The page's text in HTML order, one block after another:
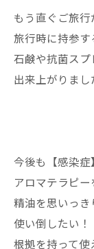
もう直ぐご旅
旅行時に持参す
石鹸や抗菌スプ
出来上がりまし
今後も【感染
アロマテラピー
精油を思いっき
使い倒したい！
根拠を持って使